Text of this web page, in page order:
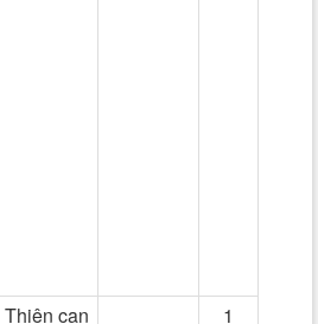
Thiên can 1